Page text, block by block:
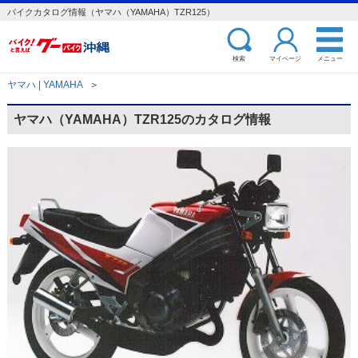
バイクカタログ情報（ヤマハ（YAMAHA）TZR125）
検索 マイページ メニュー
ヤマハ | YAMAHA ＞
ヤマハ（YAMAHA）TZR125のカタログ情報